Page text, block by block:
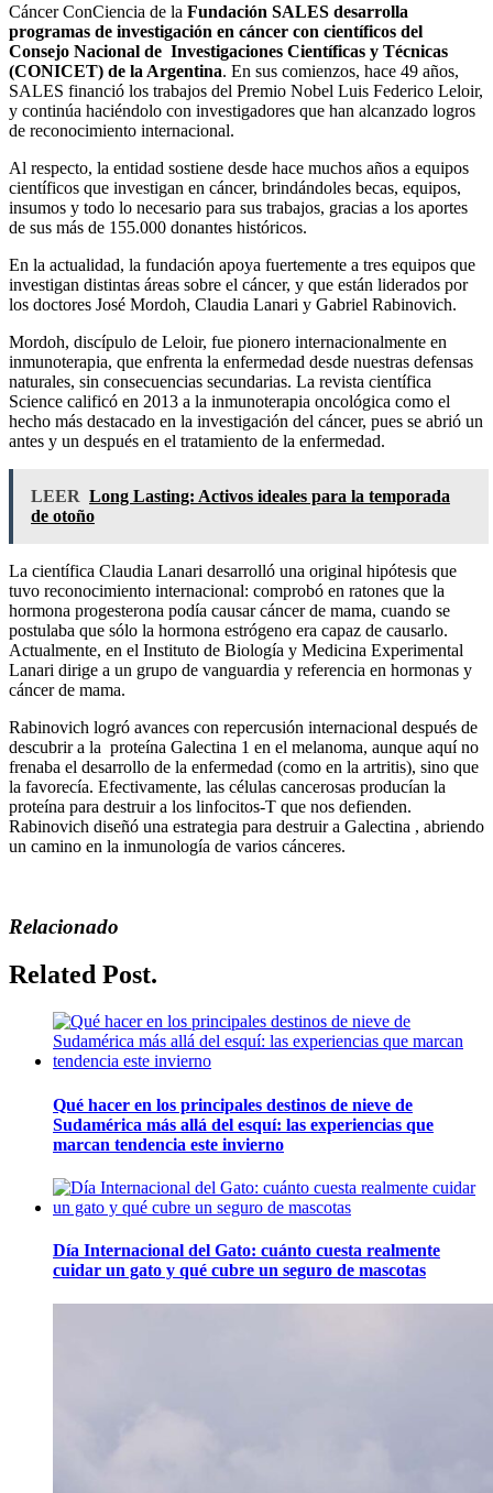
Cáncer ConCiencia de la Fundación SALES desarrolla
programas de investigación en cáncer con científicos del
Consejo Nacional de Investigaciones Científicas y Técnicas
(CONICET) de la Argentina. En sus comienzos, hace 49 años,
SALES financió los trabajos del Premio Nobel Luis Federico Leloir,
y continúa haciéndolo con investigadores que han alcanzado logros
de reconocimiento internacional.
Al respecto, la entidad sostiene desde hace muchos años a equipos
científicos que investigan en cáncer, brindándoles becas, equipos,
insumos y todo lo necesario para sus trabajos, gracias a los aportes
de sus más de 155.000 donantes históricos.
En la actualidad, la fundación apoya fuertemente a tres equipos que
investigan distintas áreas sobre el cáncer, y que están liderados por
los doctores José Mordoh, Claudia Lanari y Gabriel Rabinovich.
Mordoh, discípulo de Leloir, fue pionero internacionalmente en
inmunoterapia, que enfrenta la enfermedad desde nuestras defensas
naturales, sin consecuencias secundarias. La revista científica
Science calificó en 2013 a la inmunoterapia oncológica como el
hecho más destacado en la investigación del cáncer, pues se abrió un
antes y un después en el tratamiento de la enfermedad.
LEER Long Lasting: Activos ideales para la temporada
de otoño
La científica Claudia Lanari desarrolló una original hipótesis que
tuvo reconocimiento internacional: comprobó en ratones que la
hormona progesterona podía causar cáncer de mama, cuando se
postulaba que sólo la hormona estrógeno era capaz de causarlo.
Actualmente, en el Instituto de Biología y Medicina Experimental
Lanari dirige a un grupo de vanguardia y referencia en hormonas y
cáncer de mama.
Rabinovich logró avances con repercusión internacional después de
descubrir a la proteína Galectina 1 en el melanoma, aunque aquí no
frenaba el desarrollo de la enfermedad (como en la artritis), sino que
la favorecía. Efectivamente, las células cancerosas producían la
proteína para destruir a los linfocitos-T que nos defienden.
Rabinovich diseñó una estrategia para destruir a Galectina , abriendo
un camino en la inmunología de varios cánceres.
Relacionado
Related Post.
Qué hacer en los principales destinos de nieve de
Sudamérica más allá del esquí: las experiencias que
marcan tendencia este invierno
Día Internacional del Gato: cuánto cuesta realmente
cuidar un gato y qué cubre un seguro de mascotas